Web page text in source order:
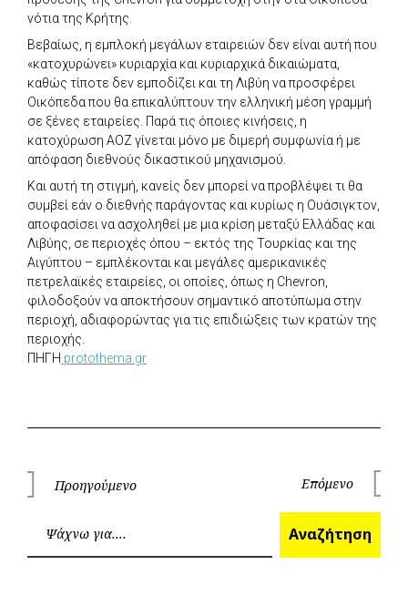
νότια της Κρήτης.
Βεβαίως, η εμπλοκή μεγάλων εταιρειών δεν είναι αυτή που
«κατοχυρώνει» κυριαρχία και κυριαρχικά δικαιώματα,
καθώς τίποτε δεν εμποδίζει και τη Λιβύη να προσφέρει
Οικόπεδα που θα επικαλύπτουν την ελληνική μέση γραμμή
σε ξένες εταιρείες. Παρά τις όποιες κινήσεις, η
κατοχύρωση ΑΟΖ γίνεται μόνο με διμερή συμφωνία ή με
απόφαση διεθνούς δικαστικού μηχανισμού.
Και αυτή τη στιγμή, κανείς δεν μπορεί να προβλέψει τι θα
συμβεί εάν ο διεθνής παράγοντας και κυρίως η Ουάσιγκτον,
αποφασίσει να ασχοληθεί με μια κρίση μεταξύ Ελλάδας και
Λιβύης, σε περιοχές όπου – εκτός της Τουρκίας και της
Αιγύπτου – εμπλέκονται και μεγάλες αμερικανικές
πετρελαϊκές εταιρείες, οι οποίες, όπως η Chevron,
φιλοδοξούν να αποκτήσουν σημαντικό αποτύπωμα στην
περιοχή, αδιαφορώντας για τις επιδιώξεις των κρατών της
περιοχής.
ΠΗΓΗ protothema.gr
Πλοήγηση
άρθρων
Προηγούμενο Επόμενο
Αναζήτηση